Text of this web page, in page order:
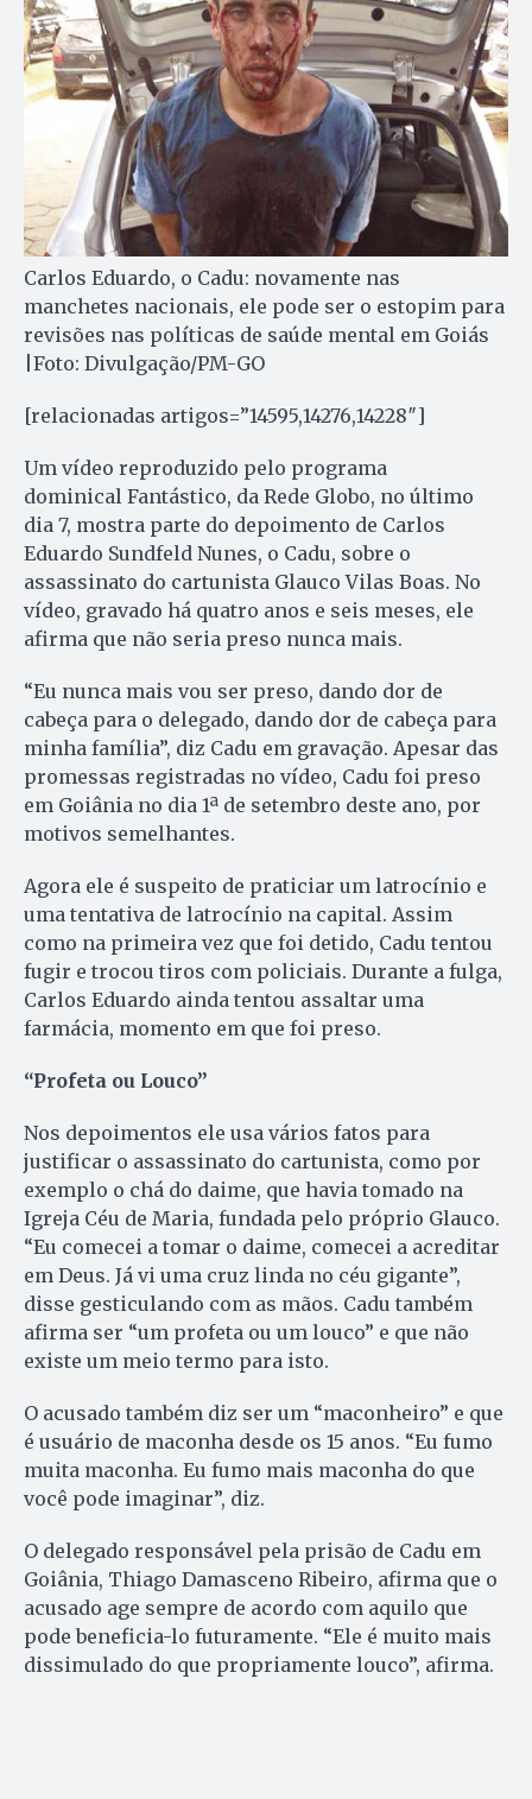
Carlos Eduardo, o Cadu: novamente nas
manchetes nacionais, ele pode ser o estopim para
revisões nas políticas de saúde mental em Goiás
|Foto: Divulgação/PM-GO
[relacionadas artigos=”14595,14276,14228″]
Um vídeo reproduzido pelo programa
dominical Fantástico, da Rede Globo, no último
dia 7, mostra parte do depoimento de Carlos
Eduardo Sundfeld Nunes, o Cadu, sobre o
assassinato do cartunista Glauco Vilas Boas. No
vídeo, gravado há quatro anos e seis meses, ele
afirma que não seria preso nunca mais.
“Eu nunca mais vou ser preso, dando dor de
cabeça para o delegado, dando dor de cabeça para
minha família”, diz Cadu em gravação. Apesar das
promessas registradas no vídeo, Cadu foi preso
em Goiânia no dia 1ª de setembro deste ano, por
motivos semelhantes.
Agora ele é suspeito de praticiar um latrocínio e
uma tentativa de latrocínio na capital. Assim
como na primeira vez que foi detido, Cadu tentou
fugir e trocou tiros com policiais. Durante a fulga,
Carlos Eduardo ainda tentou assaltar uma
farmácia, momento em que foi preso.
“Profeta ou Louco”
Nos depoimentos ele usa vários fatos para
justificar o assassinato do cartunista, como por
exemplo o chá do daime, que havia tomado na
Igreja Céu de Maria, fundada pelo próprio Glauco.
“Eu comecei a tomar o daime, comecei a acreditar
em Deus. Já vi uma cruz linda no céu gigante”,
disse gesticulando com as mãos. Cadu também
afirma ser “um profeta ou um louco” e que não
existe um meio termo para isto.
O acusado também diz ser um “maconheiro” e que
é usuário de maconha desde os 15 anos. “Eu fumo
muita maconha. Eu fumo mais maconha do que
você pode imaginar”, diz.
O delegado responsável pela prisão de Cadu em
Goiânia, Thiago Damasceno Ribeiro, afirma que o
acusado age sempre de acordo com aquilo que
pode beneficia-lo futuramente. “Ele é muito mais
dissimulado do que propriamente louco”, afirma.